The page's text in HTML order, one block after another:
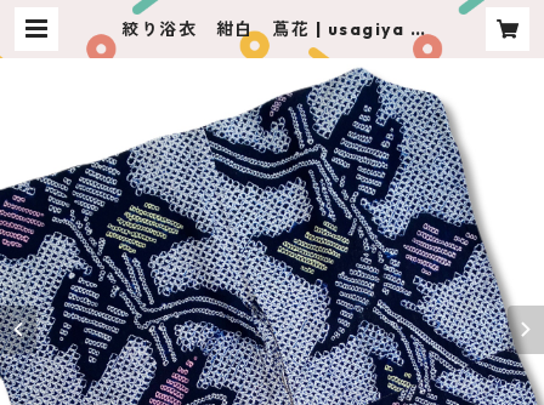
絞り浴衣 紺白 蔦花 | usagiya a
shikaga